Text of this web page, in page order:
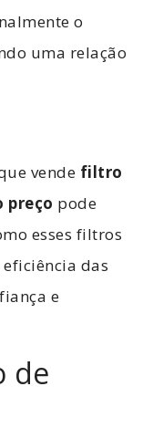
o
uma relação
vende filtro
preço pode
esses filtros
das
e
de